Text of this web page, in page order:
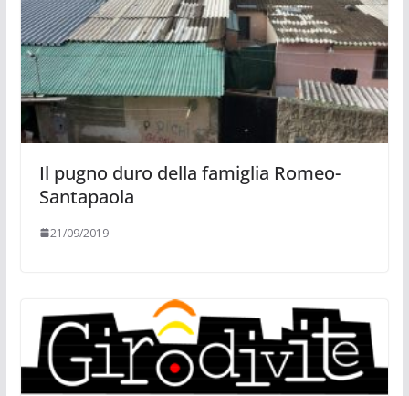
Il pugno duro della famiglia Romeo-
Santapaola
21/09/2019